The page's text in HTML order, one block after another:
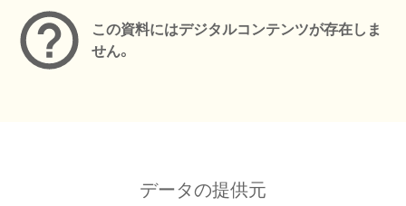
この資料にはデジタルコンテンツが存在しま
せん。
データの提供元